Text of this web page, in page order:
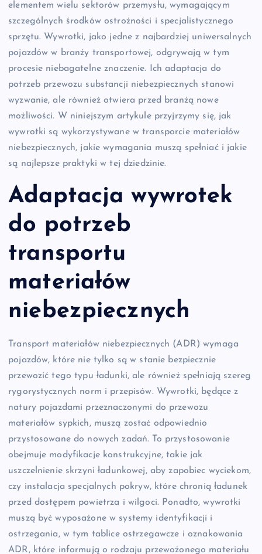
elementem wielu sektorów przemysłu, wymagającym
szczególnych środków ostrożności i specjalistycznego
sprzętu. Wywrotki, jako jedne z najbardziej uniwersalnych
pojazdów w branży transportowej, odgrywają w tym
procesie niebagatelne znaczenie. Ich adaptacja do
potrzeb przewozu substancji niebezpiecznych stanowi
wyzwanie, ale również otwiera przed branżą nowe
możliwości. W niniejszym artykule przyjrzymy się, jak
wywrotki są wykorzystywane w transporcie materiałów
niebezpiecznych, jakie wymagania muszą spełniać i jakie
są najlepsze praktyki w tej dziedzinie.
Adaptacja wywrotek
do potrzeb
transportu
materiałów
niebezpiecznych
Transport materiałów niebezpiecznych (ADR) wymaga
pojazdów, które nie tylko są w stanie bezpiecznie
przewozić tego typu ładunki, ale również spełniają szereg
rygorystycznych norm i przepisów. Wywrotki, będące z
natury pojazdami przeznaczonymi do przewozu
materiałów sypkich, muszą zostać odpowiednio
przystosowane do nowych zadań. To przystosowanie
obejmuje modyfikacje konstrukcyjne, takie jak
uszczelnienie skrzyni ładunkowej, aby zapobiec wyciekom,
czy instalacja specjalnych pokryw, które chronią ładunek
przed dostępem powietrza i wilgoci. Ponadto, wywrotki
muszą być wyposażone w systemy identyfikacji i
ostrzegania, w tym tablice ostrzegawcze i oznakowania
ADR, które informują o rodzaju przewożonego materiału